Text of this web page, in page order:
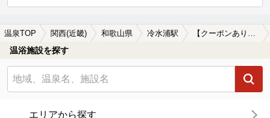
温泉TOP 関西(近畿) 和歌山県 冷水浦駅 【クーポンあり】冷え性に効能がある冷水浦駅近くの温泉、日帰り温泉、スーパー銭湯おすすめ
温浴施設を探す
エリアから探す